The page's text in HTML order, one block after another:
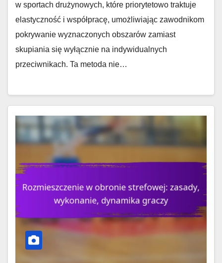
w sportach drużynowych, które priorytetowo traktuje
elastyczność i współpracę, umożliwiając zawodnikom
pokrywanie wyznaczonych obszarów zamiast
skupiania się wyłącznie na indywidualnych
przeciwnikach. Ta metoda nie…